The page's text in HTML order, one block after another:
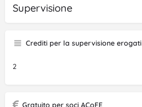
Supervisione
Crediti per la supervisione erogati
2
Gratuito per soci ACoFE